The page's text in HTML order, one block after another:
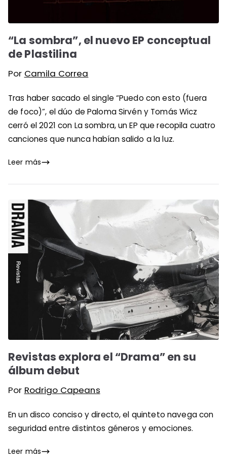
“La sombra”, el nuevo EP conceptual
de Plastilina
Por Camila Correa
Tras haber sacado el single “Puedo con esto (fuera
de foco)”, el dúo de Paloma Sirvén y Tomás Wicz
cerró el 2021 con La sombra, un EP que recopila cuatro
canciones que nunca habían salido a la luz.
Leer más
Revistas explora el “Drama” en su
álbum debut
Por Rodrigo Capeans
En un disco conciso y directo, el quinteto navega con
seguridad entre distintos géneros y emociones.
Leer más